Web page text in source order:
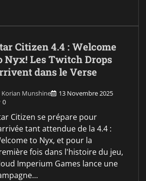
Citizen 4.4 : Welcome
Nyx! Les Twitch Drops
dans le Verse
Korian Munshine
13 Novembre 2025
0
Citizen se prépare pour
tant attendue de la 4.4 :
to Nyx, et pour la
fois dans l'histoire du jeu,
Imperium Games lance une